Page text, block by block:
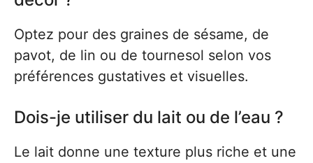
Optez pour des graines de sésame, de
pavot, de lin ou de tournesol selon vos
préférences gustatives et visuelles.
Dois-je utiliser du lait ou de l’eau ?
Le lait donne une texture plus riche et une